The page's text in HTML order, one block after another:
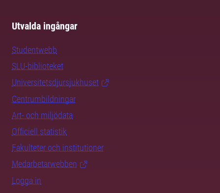
Utvalda ingångar
Studentwebb
SLU-biblioteket
Universitetsdjursjukhuset
Centrumbildningar
Art- och miljödata
Officiell statistik
Fakulteter och institutioner
Medarbetarwebben
Logga in